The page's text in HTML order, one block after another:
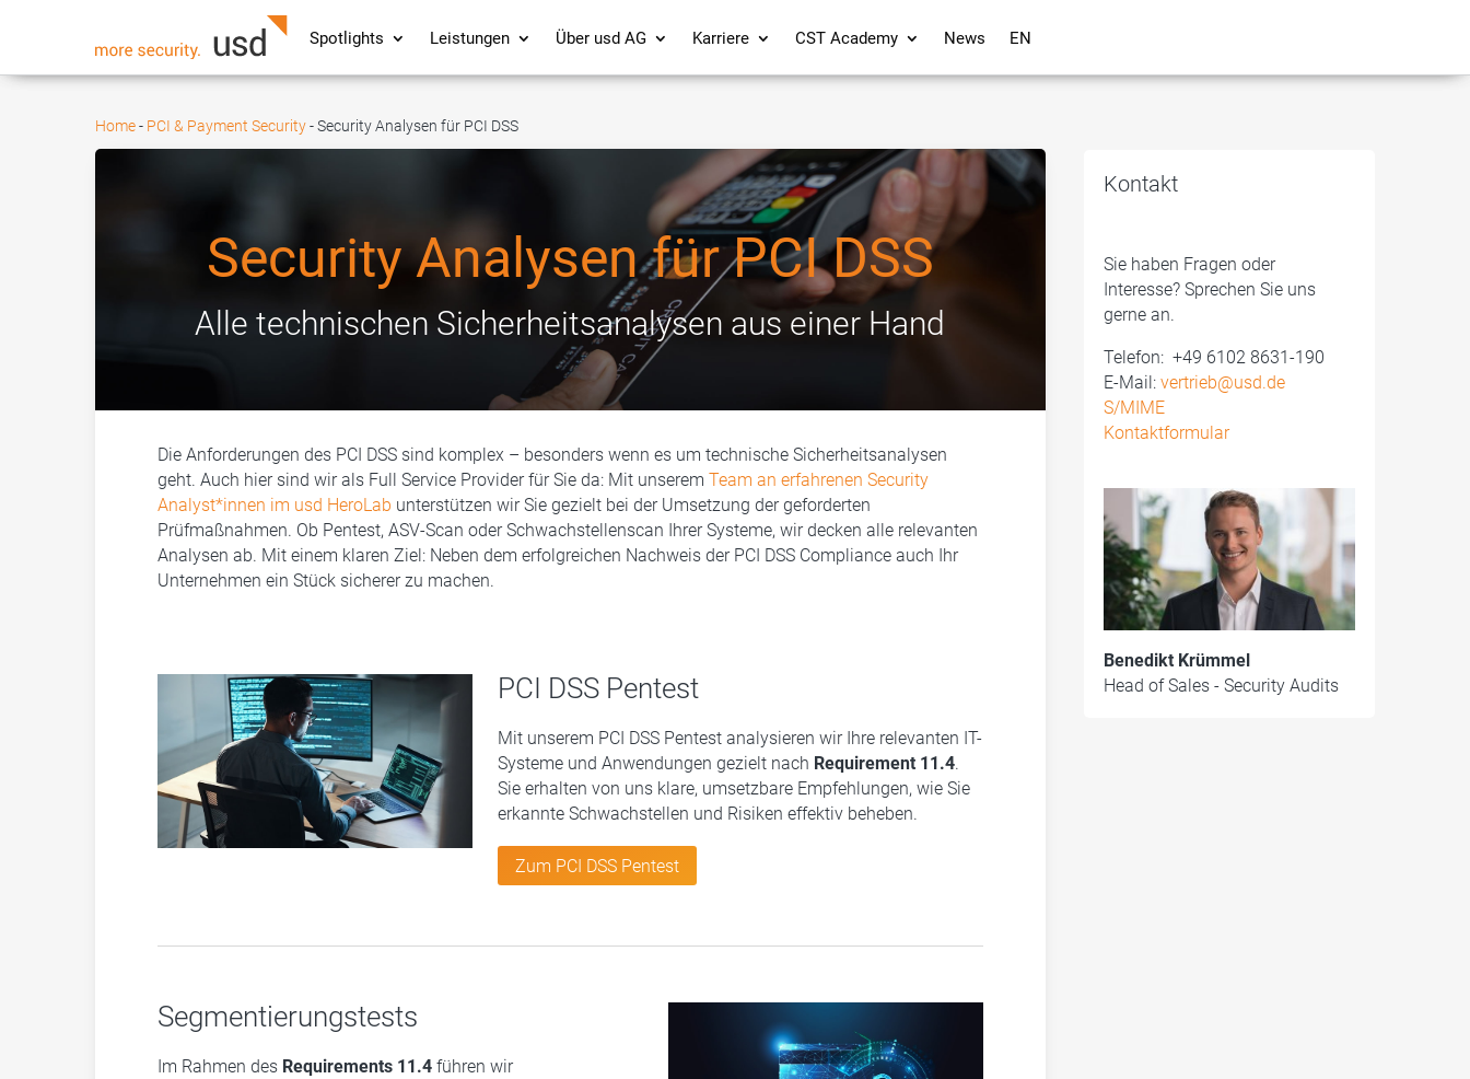
Spotlights Leistungen Über usd AG Karriere CST Academy News EN
Home- PCI & Payment Security-Security Analysen für PCI DSS
Security Analysen für PCI DSS
Alle technischen Sicherheitsanalysen aus einer Hand
Die Anforderungen des PCI DSS sind komplex – besonders wenn es um technische Sicherheitsanalysen
geht. Auch hier sind wir als Full Service Provider für Sie da: Mit unserem Team an erfahrenen Security
Analyst*innen im usd HeroLab unterstützen wir Sie gezielt bei der Umsetzung der geforderten
Prüfmaßnahmen. Ob Pentest, ASV-Scan oder Schwachstellenscan Ihrer Systeme, wir decken alle relevanten
Analysen ab. Mit einem klaren Ziel: Neben dem erfolgreichen Nachweis der PCI DSS Compliance auch Ihr
Unternehmen ein Stück sicherer zu machen.
PCI DSS Pentest
Mit unserem PCI DSS Pentest analysieren wir Ihre relevanten IT-
Systeme und Anwendungen gezielt nach Requirement 11.4.
Sie erhalten von uns klare, umsetzbare Empfehlungen, wie Sie
erkannte Schwachstellen und Risiken effektiv beheben.
Zum PCI DSS Pentest
Segmentierungstests
Im Rahmen des Requirements 11.4führen wir
Kontakt
Sie haben Fragen oder
Interesse? Sprechen Sie uns
gerne an.
Telefon: ­ +49 6102 8631-190
E-Mail: vertrieb@usd.de
S/MIME
Kontaktformular
Benedikt Krümmel
Head of Sales - Security Audits